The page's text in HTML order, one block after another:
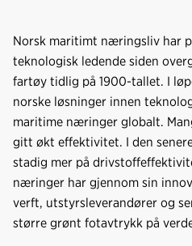
Norsk maritimt næringsliv har
teknologisk ledende siden
fartøy tidlig på 1900-tallet. I
norske løsninger innen
maritime næringer globalt.
gitt økt effektivitet. I den
stadig mer på
næringer har gjennom sin
verft, utstyrsleverandører og
større grønt fotavtrykk på